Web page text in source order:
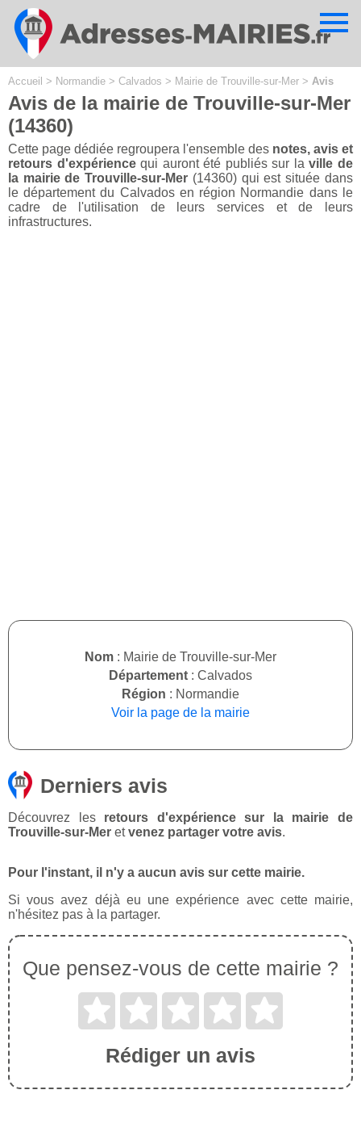
Accueil > Normandie > Calvados > Mairie de Trouville-sur-Mer > Avis
Avis de la mairie de Trouville-sur-Mer
(14360)
Cette page dédiée regroupera l'ensemble des notes, avis et
retours d'expériencequi auront été publiés sur laville de
la mairie de Trouville-sur-Mer (14360) qui est située dans
le département du Calvados en région Normandie dans le
cadre de l'utilisation de leurs services et de leurs
infrastructures.
Nom : Mairie de Trouville-sur-Mer
Département : Calvados
Région : Normandie
Voir la page de la mairie
Derniers avis
Découvrez les retours d'expérience sur la mairie de
Trouville-sur-Mer etvenez partager votre avis.
Pour l'instant, il n'y a aucun avis sur cette mairie.
Si vous avez déjà eu une expérience avec cette mairie,
n'hésitez pas à la partager.
Que pensez-vous de cette mairie ?
Rédiger un avis
Cookies management panel